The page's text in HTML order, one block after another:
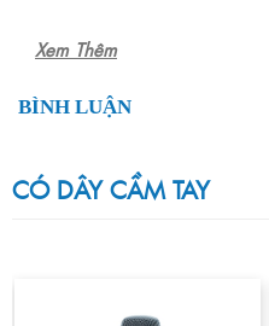
Xem Thêm
BÌNH LUẬN
CÓ DÂY CẦM TAY